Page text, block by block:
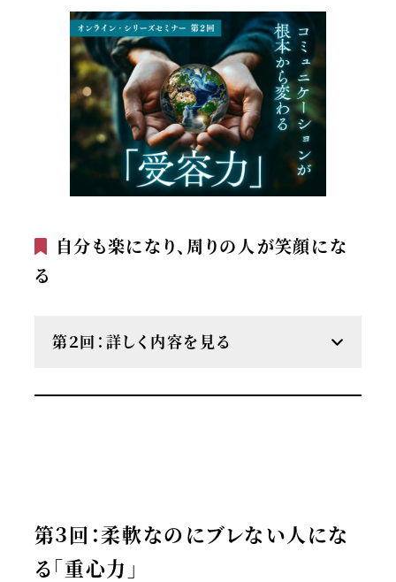
自分も楽になり、周りの人が笑顔にな
る
第２回：詳しく内容を見る
第３回：柔軟なのにブレない人にな
る「重心力」